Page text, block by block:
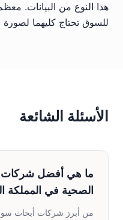
هذا النوع من البيانات.
للسوق تحتاج كليهما لصورة
الأسئلة الشائعة
ما هي أفضل شركات
الصحية في المملكة
من أبرز شركات أبحاث